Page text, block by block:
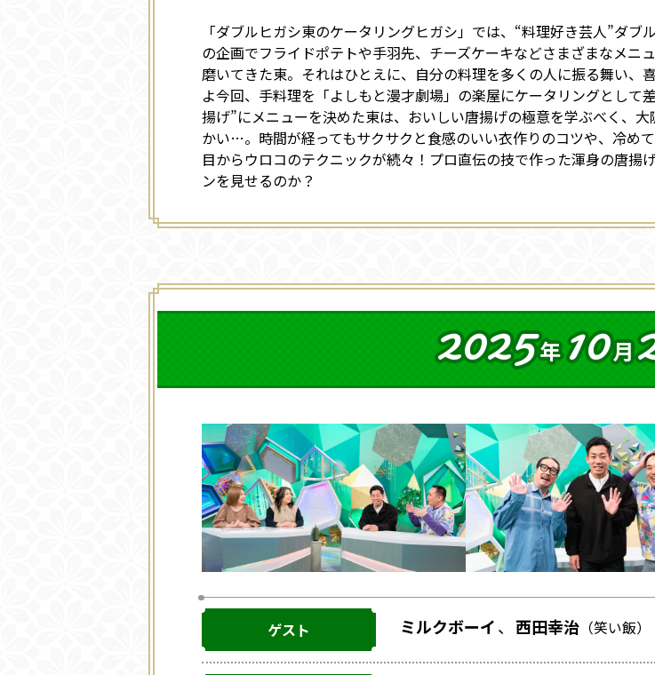
「ダブルヒガシ東のケータリングヒガシ」では、“料理好き芸人”ダ
の企画でフライドポテトや手羽先、チーズケーキなどさまざまなメニ
磨いてきた東。それはひとえに、自分の料理を多くの人に振る舞い、
よ今回、手料理を「よしもと漫才劇場」の楽屋にケータリングとして
揚げ”にメニューを決めた東は、おいしい唐揚げの極意を学ぶべく、
かい…。時間が経ってもサクサクと食感のいい衣作りのコツや、冷め
目からウロコのテクニックが続々！プロ直伝の技で作った渾身の唐揚
ンを見せるのか？
2025年10月
ゲスト ミルクボーイ 西田幸治（笑い飯）